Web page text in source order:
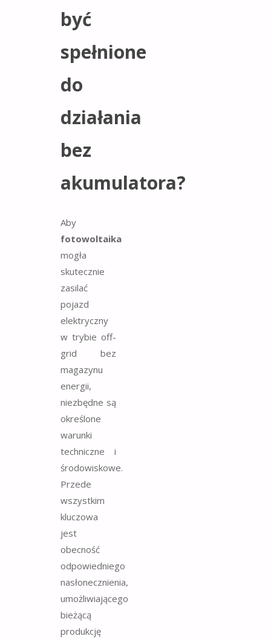
być
spełnione
do
działania
bez
akumulatora?
Aby
fotowoltaika
mogła
skutecznie
zasilać
pojazd
elektryczny
w trybie off-
grid bez
magazynu
energii,
niezbędne są
określone
warunki
techniczne i
środowiskowe.
Przede
wszystkim
kluczowa
jest
obecność
odpowiedniego
nasłonecznienia,
umożliwiającego
bieżącą
produkcję